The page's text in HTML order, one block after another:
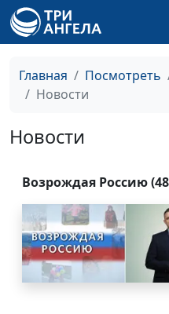
Главная Посмотреть
Новости
Новости
Возрождая Россию